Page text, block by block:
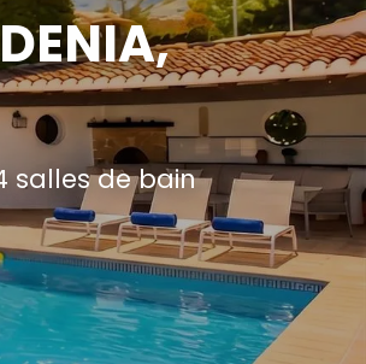
salles de bain